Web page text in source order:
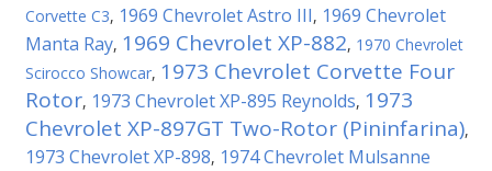
Corvette C3, 1969 Chevrolet Astro III, 1969 Chevrolet
Manta Ray, 1969 Chevrolet XP-882, 1970 Chevrolet
Scirocco Showcar, 1973 Chevrolet Corvette Four
Rotor, 1973 Chevrolet XP-895 Reynolds, 1973
Chevrolet XP-897GT Two-Rotor (Pininfarina),
1973 Chevrolet XP-898, 1974 Chevrolet Mulsanne